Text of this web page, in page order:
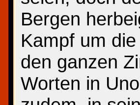
Bergen
Kampf um
den ganzen
Worten in